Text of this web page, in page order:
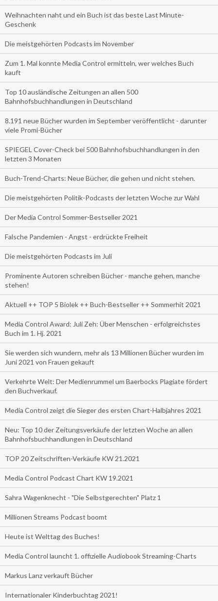
Weihnachten naht und ein Buch ist das beste Last Minute-
Geschenk
Die meistgehörten Podcasts im November
Zum 1. Mal konnte Media Control ermitteln, wer welches Buch
kauft
Top 10 ausländische Zeitungen an allen 500
Bahnhofsbuchhandlungen in Deutschland
8.191 neue Bücher wurden im September veröffentlicht - darunter
viele Promi-Bücher
SPIEGEL Cover-Check bei 500 Bahnhofsbuchhandlungen in den
letzten 3 Monaten
Buch-Trend-Charts: Neue Bücher, die gehen und nicht stehen.
Die meistgehörten Politik-Podcasts der letzten Woche zur Wahl
Der Media Control Sommer-Bestseller 2021
Falsche Pandemien - Angst - erdrückte Freiheit
Die meistgehörten Podcasts im Juli
Prominente Autoren schreiben Bücher - manche gehen, manche
stehen!
Aktuell ++ TOP 5 Biolek ++ Buch-Bestseller ++ Sommerhit 2021
Media Control Award: Juli Zeh: Über Menschen - erfolgreichstes
Buch im 1. Hj. 2021
Sie werden sich wundern, mehr als 13 Millionen Bücher wurden im
Juni 2021 von Frauen gekauft
Verkehrte Welt: Der Medienrummel um Baerbocks Plagiate fördert
den Buchverkauf.
Media Control zeigt die Sieger des ersten Chart-Halbjahres 2021
Neu: Top 10 der Zeitungsverkäufe der letzten Woche an allen
Bahnhofsbuchhandlungen in Deutschland
TOP 20 Zeitschriften-Verkäufe KW 21.2021
Media Control Podcast Chart KW 19.2021
Sahra Wagenknecht - "Die Selbstgerechten" Platz 1
Millionen Streams Podcast boomt
Heute ist Welttag des Buches!
Media Control launcht 1. offizielle Audiobook Streaming-Charts
Markus Lanz verkauft Bücher
Internationaler Kinderbuchtag 2021!